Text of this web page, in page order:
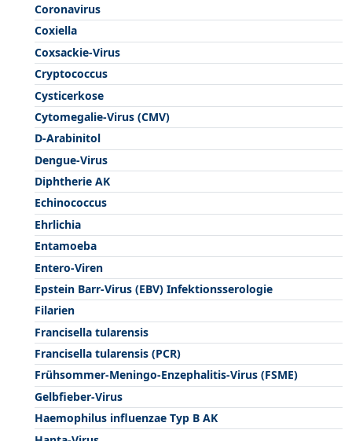
Coronavirus
Coxiella
Coxsackie-Virus
Cryptococcus
Cysticerkose
Cytomegalie-Virus (CMV)
D-Arabinitol
Dengue-Virus
Diphtherie AK
Echinococcus
Ehrlichia
Entamoeba
Entero-Viren
Epstein Barr-Virus (EBV) Infektionsserologie
Filarien
Francisella tularensis
Francisella tularensis (PCR)
Frühsommer-Meningo-Enzephalitis-Virus (FSME)
Gelbfieber-Virus
Haemophilus influenzae Typ B AK